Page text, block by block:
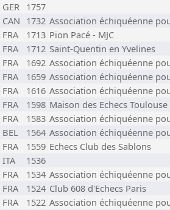
GER 1757
CAN 1732 Association échiquéenne
FRA 1713 Pion Pacé - MJC
FRA 1712 Saint-Quentin en Yvelines
FRA 1692 Association échiquéenne
FRA 1659 Association échiquéenne
FRA 1616 Association échiquéenne
FRA 1598 Maison des Echecs
FRA 1583 Association échiquéenne
BEL 1564 Association échiquéenne
FRA 1559 Echecs Club des Sablons
ITA
1536
FRA 1534 Association échiquéenne
FRA 1524 Club 608 d'Echecs Paris
FRA 1522 Association échiquéenne